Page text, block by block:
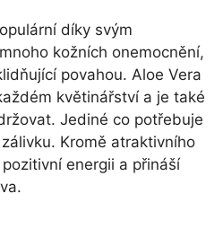
díky svým
kožních onemocnění,
povahou. Aloe Vera
květinářství a je také
Jediné co potřebuje
Kromě atraktivního
energii a přináší